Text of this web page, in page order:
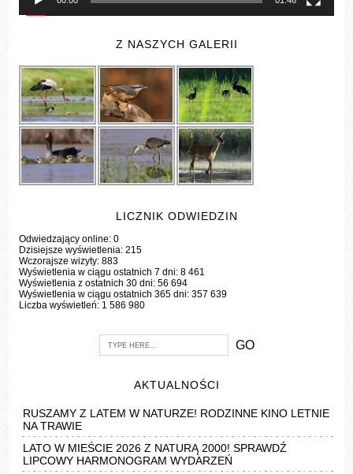
Z NASZYCH GALERII
LICZNIK ODWIEDZIN
Odwiedzający online:0
Dzisiejsze wyświetlenia:215
Wczorajsze wizyty:883
Wyświetlenia w ciągu ostatnich 7 dni:8 461
Wyświetlenia z ostatnich 30 dni:56 694
Wyświetlenia w ciągu ostatnich 365 dni:357 639
Liczba wyświetleń: 1 586 980
AKTUALNOŚCI
RUSZAMY Z LATEM W NATURZE! RODZINNE KINO LETNIE
NA TRAWIE
LATO W MIEŚCIE 2026 Z NATURĄ 2000! SPRAWDŹ
LIPCOWY HARMONOGRAM WYDARZEŃ